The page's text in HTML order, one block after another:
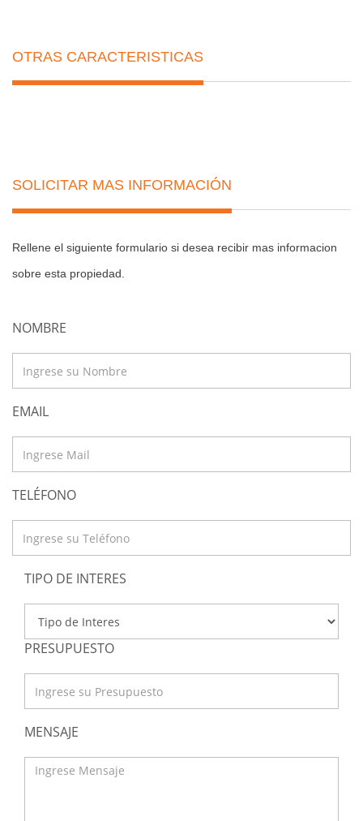
OTRAS CARACTERISTICAS
SOLICITAR MAS INFORMACIÓN
Rellene el siguiente formulario si desea recibir mas informacion
sobre esta propiedad.
NOMBRE
EMAIL
TELÉFONO
TIPO DE INTERES
PRESUPUESTO
MENSAJE